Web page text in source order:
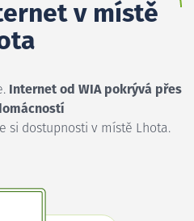
v místě
Internet od WIA pokrývá přes
si dostupnosti v místě Lhota.